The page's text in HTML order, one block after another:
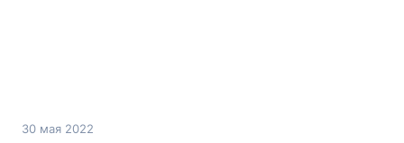
30 мая 2022